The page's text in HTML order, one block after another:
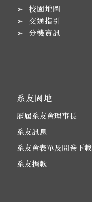
➢ 校園地圖
➢ 交通指引
➢ 分機資訊
系友園地
歷屆系友會理事長
系友訊息
系友會表單及問卷下載
系友捐款